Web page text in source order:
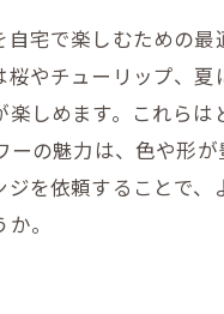
宅で楽しむための
やチューリップ、
しめます。これら
の魅力は、色や形
を依頼することで
。